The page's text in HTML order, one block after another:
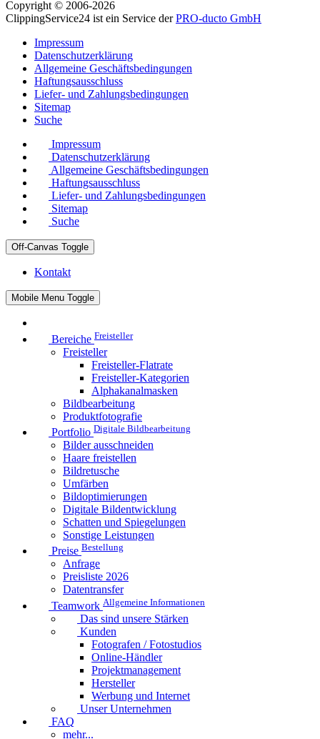
Copyright © 2006-2026
ClippingService24 ist ein Service derPRO-ducto GmbH
Impressum
Datenschutzerklärung
Allgemeine Geschäftsbedingungen
Haftungsausschluss
Liefer- und Zahlungsbedingungen
Sitemap
Suche
Impressum
Datenschutzerklärung
Allgemeine Geschäftsbedingungen
Haftungsausschluss
Liefer- und Zahlungsbedingungen
Sitemap
Suche
Off-Canvas Toggle
Kontakt
Mobile Menu Toggle
Bereiche Freisteller
Freisteller
Freisteller-Flatrate
Freisteller-Kategorien
Alphakanalmasken
Bildbearbeitung
Produktfotografie
Portfolio Digitale Bildbearbeitung
Bilder ausschneiden
Haare freistellen
Bildretusche
Umfärben
Bildoptimierungen
Digitale Bildentwicklung
Schatten und Spiegelungen
Sonstige Leistungen
Preise Bestellung
Anfrage
Preisliste 2026
Datentransfer
Teamwork Allgemeine Informationen
Das sind unsere Stärken
Kunden
Fotografen / Fotostudios
Online-Händler
Projektmanagement
Hersteller
Werbung und Internet
Unser Unternehmen
FAQ
mehr...